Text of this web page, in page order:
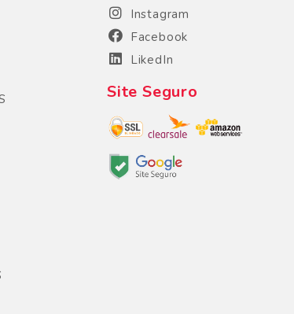
Instagram
Facebook
LikedIn
Site Seguro